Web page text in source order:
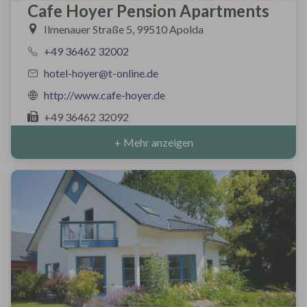
Cafe Hoyer Pension Apartments
Ilmenauer Straße 5, 99510 Apolda
+49 36462 32002
hotel-hoyer@t-online.de
http://www.cafe-hoyer.de
+49 36462 32092
+ Mehr anzeigen